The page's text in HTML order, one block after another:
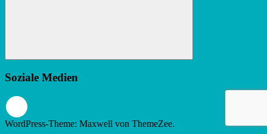
Suchen
Soziale Medien
WordPress-Theme: Maxwell von ThemeZee.